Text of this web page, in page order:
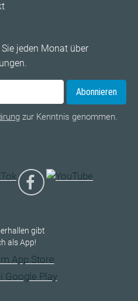
jeden Monat über
Abonnieren
zur Kenntnis genommen.
gibt
als App!